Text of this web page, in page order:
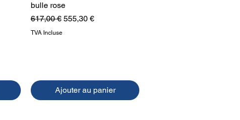
bulle rose
Prix original
617,00 € Prix promotionnel
555,30 €
TVA Incluse
Ajouter au panier